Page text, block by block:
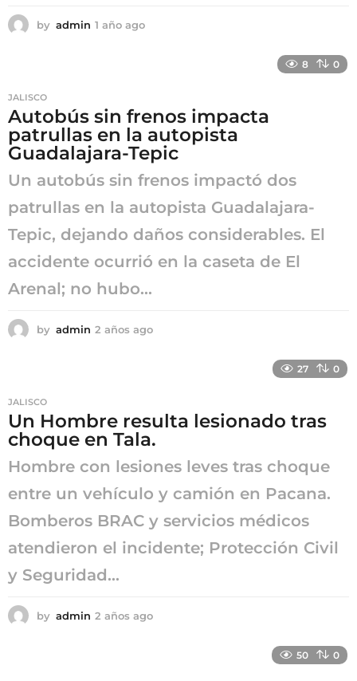
by admin 1 año ago
o
8 0
JALISCO
Autobús sin frenos impacta
patrullas en la autopista
Guadalajara-Tepic
Un autobús sin frenos impactó dos
patrullas en la autopista Guadalajara-
Tepic, dejando daños considerables. El
accidente ocurrió en la caseta de El
Arenal; no hubo...
by admin 2 años ago
g
27 0
JALISCO
Un Hombre resulta lesionado tras
choque en Tala.
Hombre con lesiones leves tras choque
entre un vehículo y camión en Pacana.
Bomberos BRAC y servicios médicos
atendieron el incidente; Protección Civil
y Seguridad...
by admin 2 años ago
50 0